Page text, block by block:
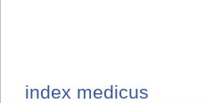
index medicus